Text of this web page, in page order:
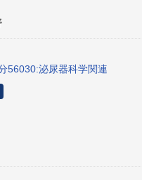
56030:泌尿器科学関連